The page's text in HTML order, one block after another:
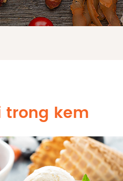
trong kem